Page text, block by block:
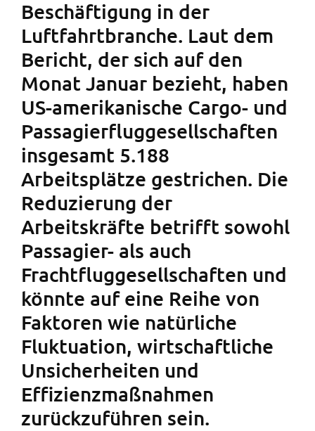
Beschäftigung in der
Luftfahrtbranche. Laut dem
Bericht, der sich auf den
Monat Januar bezieht, haben
US-amerikanische Cargo- und
Passagierfluggesellschaften
insgesamt 5.188
Arbeitsplätze gestrichen. Die
Reduzierung der
Arbeitskräfte betrifft sowohl
Passagier- als auch
Frachtfluggesellschaften und
könnte auf eine Reihe von
Faktoren wie natürliche
Fluktuation, wirtschaftliche
Unsicherheiten und
Effizienzmaßnahmen
zurückzuführen sein.